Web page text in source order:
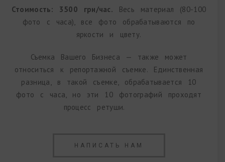
Стоимость: 3500 грн/час. Весь материал (80-100
фото с часа), все фото обрабатываются по
яркости и цвету.
Съемка Вашего Бизнеса — также может
относиться к репортажной съемке. Единственная
разница, в такой съемке, обрабатывается 10
фото с часа, но эти 10 фотографий проходят
процесс ретуши.
НАПИСАТЬ НАМ